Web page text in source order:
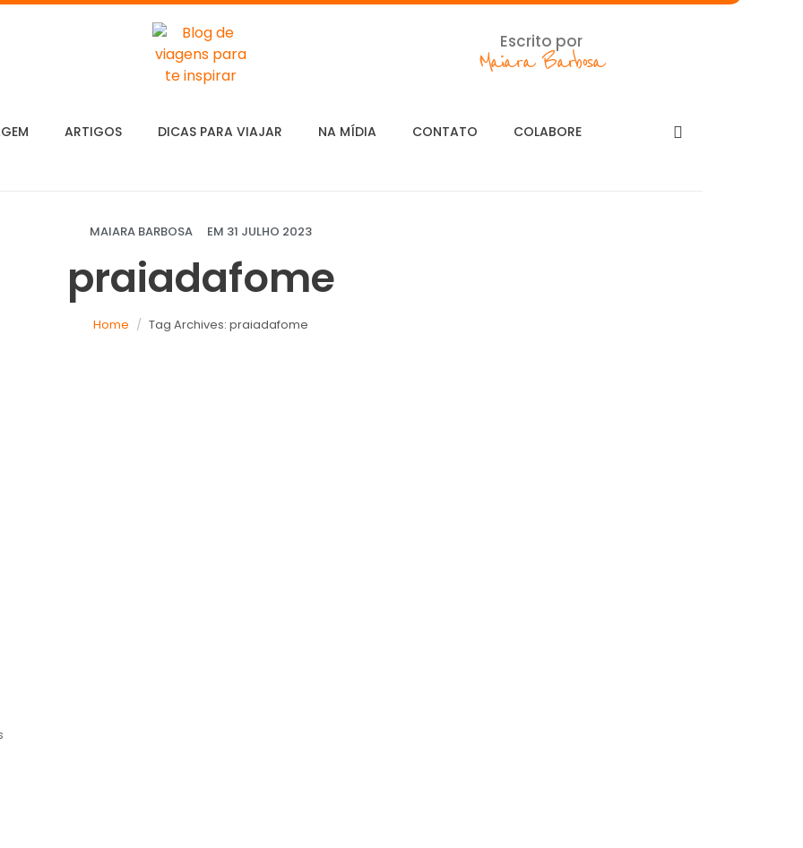
Escrito por
Maiara Barbosa
ARTIGOS DICAS PARA VIAJAR NA MÍDIA CONTATO COLABORE
MAIARA BARBOSA EM 31 JULHO 2023
praiadafome
Home Tag Archives: praiadafome